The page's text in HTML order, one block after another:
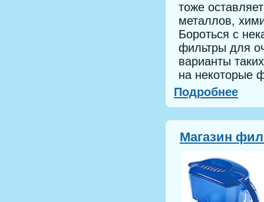
тоже
металлов,
Бороться с
фильтры для
варианты
на некоторые
Подробнее
Магазин